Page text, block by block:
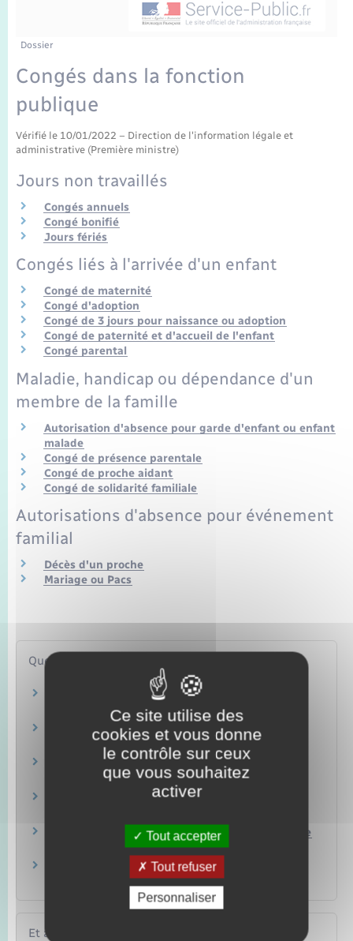
Mariage – PACS
Parrainage civil
Recensement
Dossier
Congés dans la fonction
publique
Vérifié le 10/01/2022 – Direction de l'information légale et
administrative (Première ministre)
Jours non travaillés
Congés annuels
Congé bonifié
Jours fériés
Congés liés à l'arrivée d'un enfant
Congé de maternité
Congé d'adoption
Congé de 3 jours pour naissance ou adoption
Congé de paternité et d'accueil de l'enfant
Congé parental
Maladie, handicap ou dépendance d'un
membre de la famille
Autorisation d'absence pour garde d'enfant ou enfant
malade
Congé de présence parentale
Congé de proche aidant
Congé de solidarité familiale
Autorisations d'absence pour événement
familial
Décès d'un proche
Mariage ou Pacs
Questions ? Réponses !
Que deviennent les congés annuels d'un agent
public qui change d'employeur ?
Don de jours de congé entre agents publics :
dans quels cas est-ce possible ?
Une enseignante peut-elle décaler son congé
maternité hors vacances scolaires ?
Un agent public peut-il travailler pendant ses
Un agent public peut-il s'absenter le jour d'une
fête religieuse non fériée ?
Un agent public a-t-il droit à un congé pour
déménagement ?
Et aussi
Ce site utilise des
cookies et vous donne
le contrôle sur ceux
que vous souhaitez
activer
Tout accepter
Tout refuser
Personnaliser